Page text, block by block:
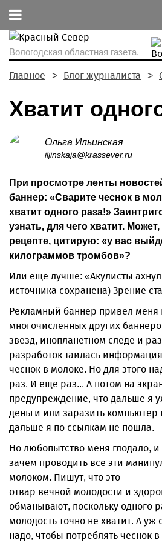
Вологодская областная газета.
Главное Блог журналиста
Хватит
Ольга Ильинская
iljinskaja@krassever.ru
При просмотре ленты
баннер: «Сварите чеснок в
хватит одного раза!»
узнать, для чего хватит.
рецепте, цитирую: «у вас
килограммов тромбов»?
Или еще лучше: «Акулис­ты
источника сохранена) Зрение
Рекламный баннер привел меня
многочисленных других
звезд, инопланетном следе и
разработок таилась
чеснок в молоке. Но для этого
раз. И еще раз... А потом на
предупреждение, что дальше я
деньги или зара­зить компьютер
дальше я по ссылкам не пошла.
Но любопытство меня глодало, и
зачем проводить все эти
молоком. Пишут, что это
отвар вечной молодости и
обманывают, поскольку одного
молодость точно не хватит. А уж
надо, чтобы потреблять чеснок в